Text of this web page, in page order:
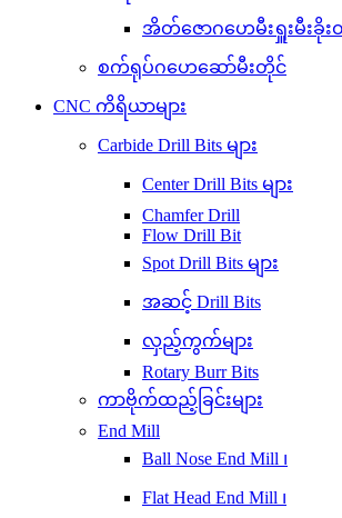
အိတ်ဇောဂဟေမီးရှူးမီး
စက်ရုပ်ဂဟေဆော်မီးတိုင်
CNC ကိရိယာများ
Carbide Drill Bits များ
Center Drill Bits များ
Chamfer Drill
Flow Drill Bit
Spot Drill Bits များ
အဆင့် Drill Bits
လှည့်ကွက်များ
Rotary Burr Bits
ကာဗိုက်ထည့်ခြင်းများ
End Mill
Ball Nose End Mill ၊
Flat Head End Mill ၊